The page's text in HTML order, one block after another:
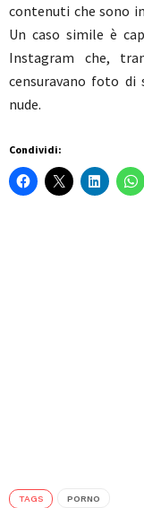
contenuti che sono
Un caso simile è
Instagram che,
censuravano foto
nude.
Condividi:
TAGS PORNO